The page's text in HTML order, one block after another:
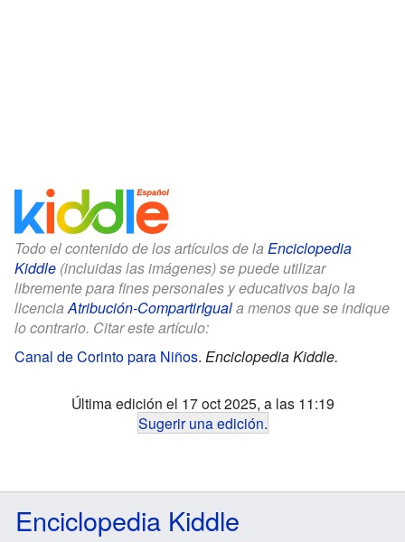
Todo el contenido de los artículos de la Enciclopedia
Kiddle (incluidas las imágenes) se puede utilizar
libremente para fines personales y educativos bajo la
licenciaAtribución-CompartirIguala menos que se indique
lo contrario. Citar este artículo:
Canal de Corinto para Niños. Enciclopedia Kiddle.
Última edición el 17 oct 2025, a las 11:19
Sugerir una edición.
Enciclopedia Kiddle